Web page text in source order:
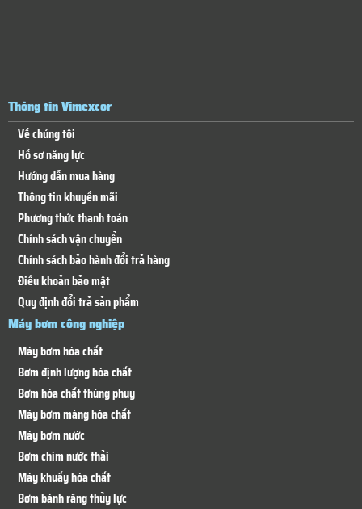
Thông tin Vimexcor
Về chúng tôi
Hồ sơ năng lực
Hướng dẫn mua hàng
Thông tin khuyến mãi
Phương thức thanh toán
Chính sách vận chuyển
Chính sách bảo hành đổi trả hàng
Điều khoản bảo mật
Quy định đổi trả sản phẩm
Máy bơm công nghiệp
Máy bơm hóa chất
Bơm định lượng hóa chất
Bơm hóa chất thùng phuy
Máy bơm màng hóa chất
Máy bơm nước
Bơm chìm nước thải
Máy khuấy hóa chất
Bơm bánh răng thủy lực